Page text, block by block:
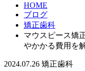
HOME
ブログ
矯正歯科
マウスピース矯
やかかる費用を
2024.07.26 矯正歯科